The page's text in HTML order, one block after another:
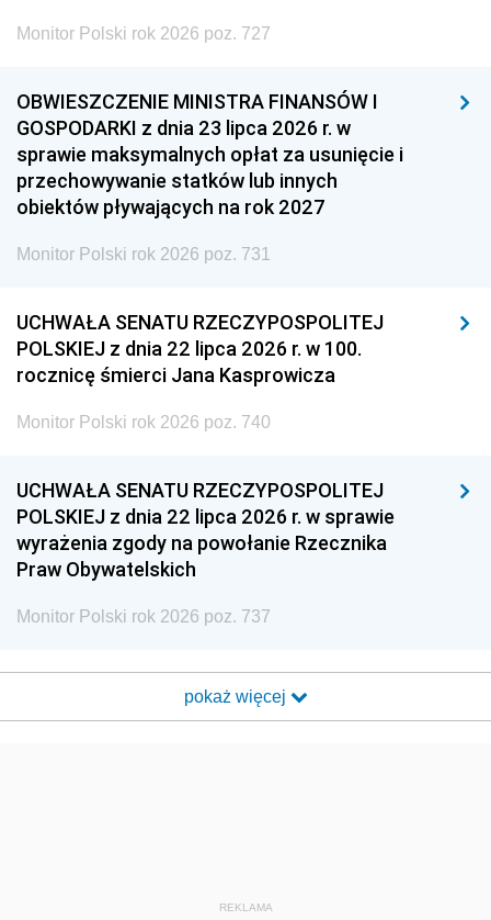
Monitor Polski rok 2026 poz. 727
OBWIESZCZENIE MINISTRA FINANSÓW I
GOSPODARKI z dnia 23 lipca 2026 r. w
sprawie maksymalnych opłat za usunięcie i
przechowywanie statków lub innych
obiektów pływających na rok 2027
Monitor Polski rok 2026 poz. 731
UCHWAŁA SENATU RZECZYPOSPOLITEJ
POLSKIEJ z dnia 22 lipca 2026 r. w 100.
rocznicę śmierci Jana Kasprowicza
Monitor Polski rok 2026 poz. 740
UCHWAŁA SENATU RZECZYPOSPOLITEJ
POLSKIEJ z dnia 22 lipca 2026 r. w sprawie
wyrażenia zgody na powołanie Rzecznika
Praw Obywatelskich
Monitor Polski rok 2026 poz. 737
pokaż więcej
REKLAMA